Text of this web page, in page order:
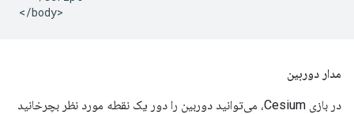
مدار دوربین
در بازی Cesium، می‌توانید دوربین را دور یک نقطه مورد نظر بچرخانید